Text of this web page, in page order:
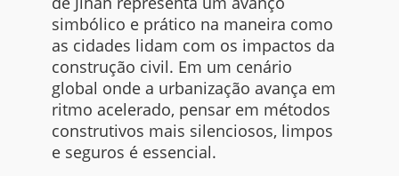
simbólico e prático na maneira como
as cidades lidam com os impactos da
construção civil. Em um cenário
global onde a urbanização avança em
ritmo acelerado, pensar em métodos
construtivos mais silenciosos, limpos
e seguros é essencial.